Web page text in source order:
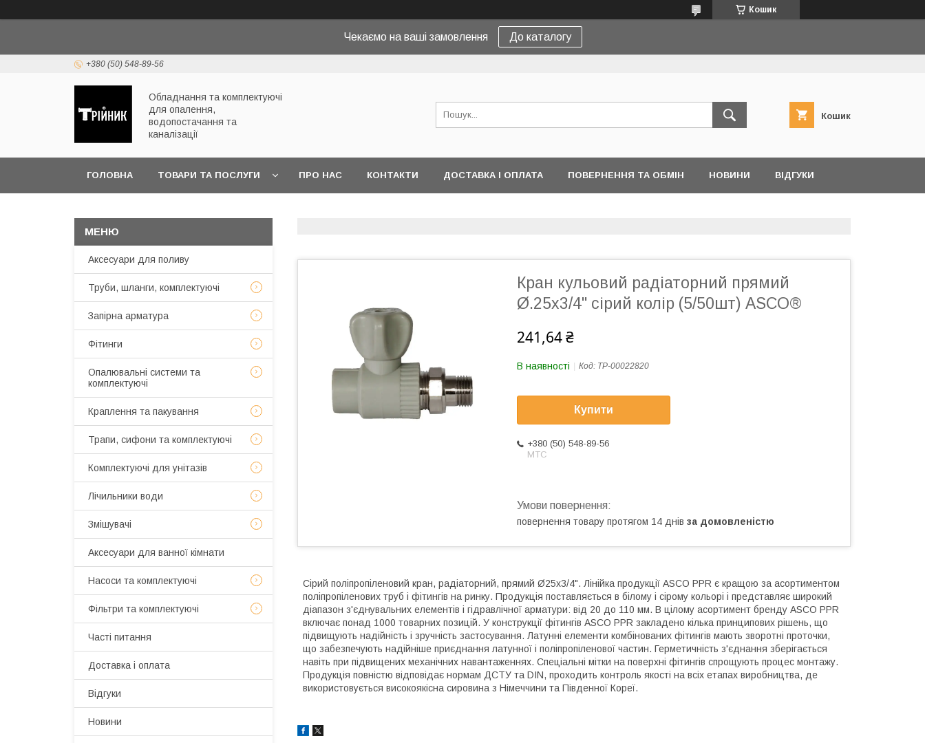
Кошик
Чекаємо на ваші замовлення До каталогу
+380 (50) 548-89-56
Обладнання та комплектуючі
для опалення,
водопостачання та
каналізації
Кошик
ГОЛОВНА ТОВАРИ ТА ПОСЛУГИ ПРО НАС КОНТАКТИ ДОСТАВКА І ОПЛАТА ПОВЕРНЕННЯ ТА ОБМІН НОВИНИ ВІДГУКИ
Кран кульовий радіаторний прямий
Ø.25x3/4" сірий колір (5/50шт) ASCO®
241,64 ₴
В наявності Код: ТР-00022820
Купити
+380 (50) 548-89-56
МТС
повернення товару протягом 14 днів за домовленістю
Сірий поліпропіленовий кран, радіаторний, прямий Ø25x3/4". Лінійка продукції ASCO PPR є кращою за асортиментом
поліпропіленових труб і фітингів на ринку. Продукція поставляється в білому і сірому кольорі і представляє широкий
діапазон з'єднувальних елементів і гідравлічної арматури: від 20 до 110 мм. В цілому асортимент бренду ASCO PPR
включає понад 1000 товарних позицій. У конструкції фітингів ASCO PPR закладено кілька принципових рішень, що
підвищують надійність і зручність застосування. Латунні елементи комбінованих фітингів мають зворотні проточки,
що забезпечують надійніше приєднання латунної і поліпропіленової частин. Герметичність з'єднання зберігається
навіть при підвищених механічних навантаженнях. Спеціальні мітки на поверхні фітингів спрощують процес монтажу.
Продукція повністю відповідає нормам ДСТУ та DIN, проходить контроль якості на всіх етапах виробництва, де
використовується високоякісна сировина з Німеччини та Південної Кореї.
Аксесуари для поливу
Труби, шланги, комплектуючі
Запірна арматура
Фітинги
Опалювальні системи та
комплектуючі
Краплення та пакування
Трапи, сифони та комплектуючі
Комплектуючі для унітазів
Лічильники води
Змішувачі
Аксесуари для ванної кімнати
Насоси та комплектуючі
Фільтри та комплектуючі
Часті питання
Доставка і оплата
Відгуки
Новини